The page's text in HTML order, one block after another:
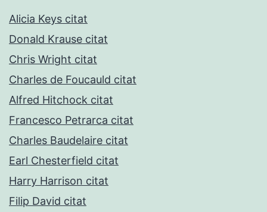
Alicia Keys citat
Donald Krause citat
Chris Wright citat
Charles de Foucauld citat
Alfred Hitchock citat
Francesco Petrarca citat
Charles Baudelaire citat
Earl Chesterfield citat
Harry Harrison citat
Filip David citat